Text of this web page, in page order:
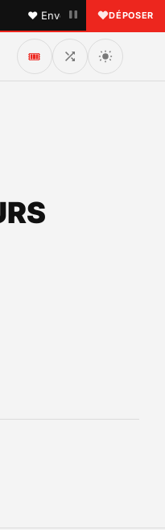
♥ Envoyez une dédicace à
DÉPOSER
🎟️